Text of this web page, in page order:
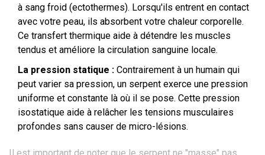
à sang froid (ectothermes). Lorsqu'ils entrent en contact
avec votre peau, ils absorbent votre chaleur corporelle.
Ce transfert thermique aide à détendre les muscles
tendus et améliore la circulation sanguine locale.
La pression statique : Contrairement à un humain qui
peut varier sa pression, un serpent exerce une pression
uniforme et constante là où il se pose. Cette pression
isostatique aide à relâcher les tensions musculaires
profondes sans causer de micro-lésions.